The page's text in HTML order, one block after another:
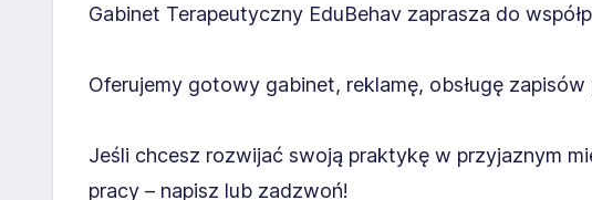
Gabinet Terapeutyczny EduBehav zaprasza do
Oferujemy gotowy gabinet, reklamę, obsługę
Jeśli chcesz rozwijać swoją praktykę w przyjaznym
pracy – napisz lub zadzwoń!